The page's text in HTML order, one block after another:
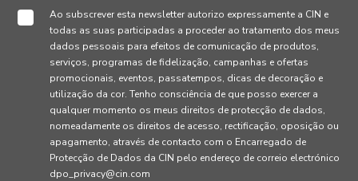
Ao subscrever esta newsletter autorizo expressamente a CIN e
todas as suas participadas a proceder ao tratamento dos meus
dados pessoais para efeitos de comunicação de produtos,
serviços, programas de fidelização, campanhas e ofertas
promocionais, eventos, passatempos, dicas de decoração e
utilização da cor. Tenho consciência de que posso exercer a
qualquer momento os meus direitos de protecção de dados,
nomeadamente os direitos de acesso, rectificação, oposição ou
apagamento, através de contacto com o Encarregado de
Protecção de Dados da CIN pelo endereço de correio electrónico
dpo_privacy@cin.com